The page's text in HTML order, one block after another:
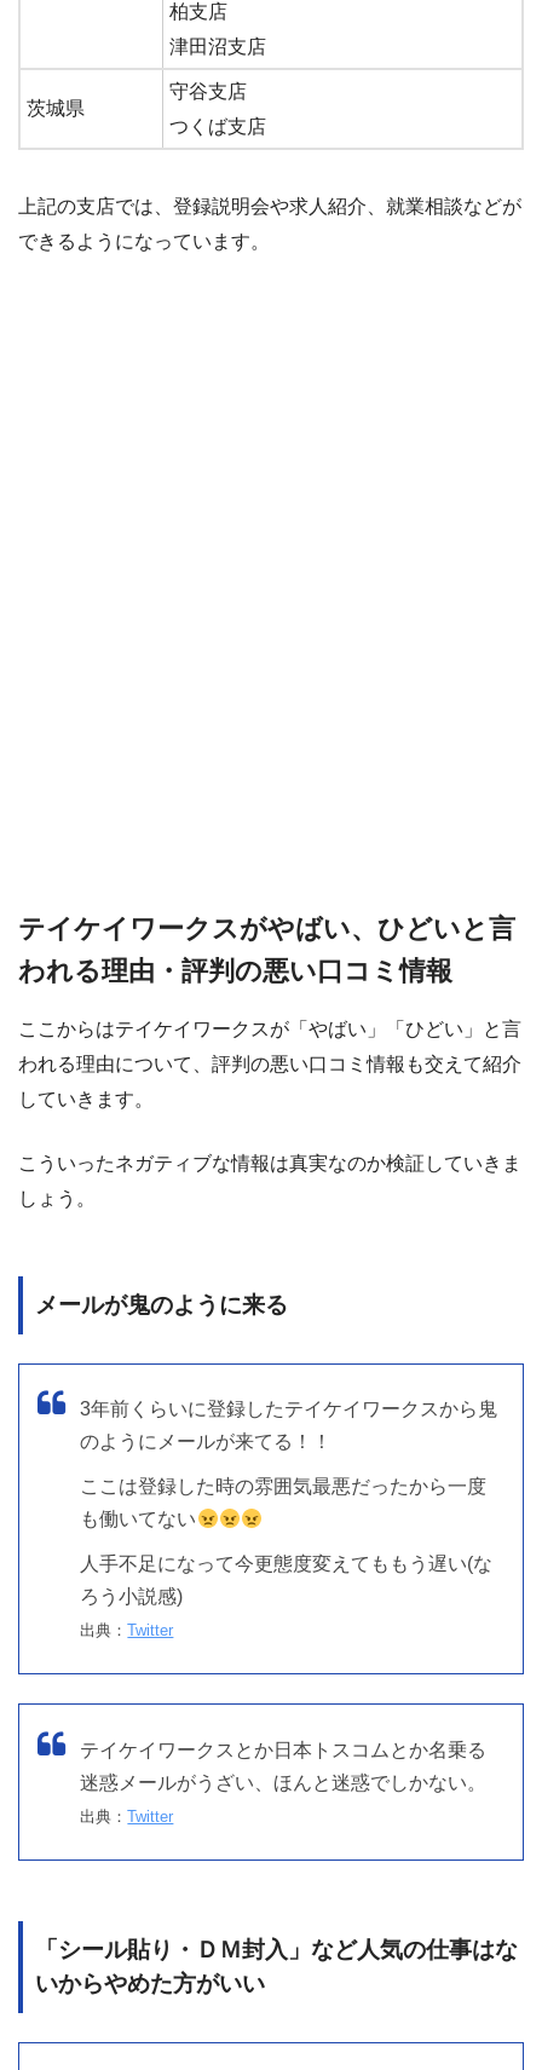
柏支店
津田沼支店
茨城県
守谷支店
つくば支店
上記の支店では、登録説明会や求人紹介、就業相談などが
できるようになっています。
テイケイワークスがやばい、ひどいと言
われる理由・評判の悪い口コミ情報
ここからはテイケイワークスが「やばい」「ひどい」と言
われる理由について、評判の悪い口コミ情報も交えて紹介
していきます。
こういったネガティブな情報は真実なのか検証していきま
しょう。
メールが鬼のように来る
3年前くらいに登録したテイケイワークスから鬼
のようにメールが来てる！！
ここは登録した時の雰囲気最悪だったから一度
も働いてない
人手不足になって今更態度変えてももう遅い(な
ろう小説感)
出典：Twitter
テイケイワークスとか日本トスコムとか名乗る
迷惑メールがうざい、ほんと迷惑でしかない。
出典：Twitter
「シール貼り・ＤＭ封入」など人気の仕事はな
いからやめた方がいい